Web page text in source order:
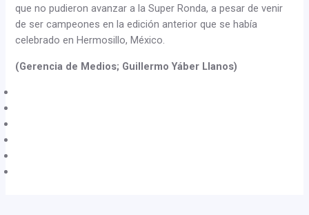
que no pudieron avanzar a la Super Ronda, a pesar de venir
de ser campeones en la edición anterior que se había
celebrado en Hermosillo, México.
(Gerencia de Medios; Guillermo Yáber Llanos)